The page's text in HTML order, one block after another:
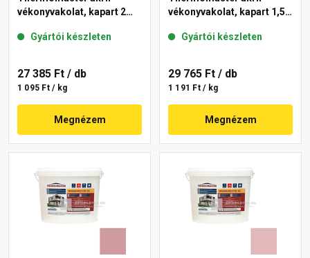
vékonyvakolat, kapart 2
Gyártói készleten
27 385 Ft / db
1 095 Ft / kg
Megnézem
vékonyvakolat, kapart 1,5
Gyártói készleten
29 765 Ft / db
1 191 Ft / kg
Megnézem